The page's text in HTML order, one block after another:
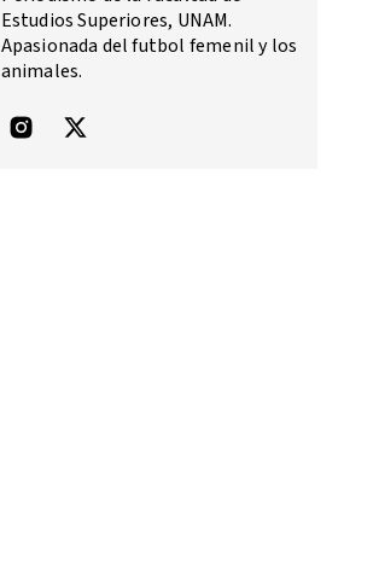
Estudios Superiores, UNAM.
Apasionada del futbol femenil y los
animales.